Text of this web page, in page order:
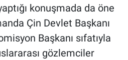
konuşmada da öne
Çin Devlet Başkanı
Başkanı sıfatıyla
gözlemciler